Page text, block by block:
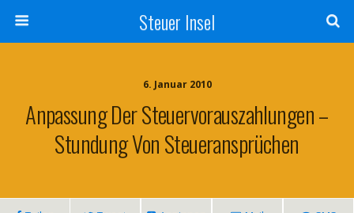
Steuer Insel
6. Januar 2010
Anpassung Der Steuervorauszahlungen –
Stundung Von Steueransprüchen